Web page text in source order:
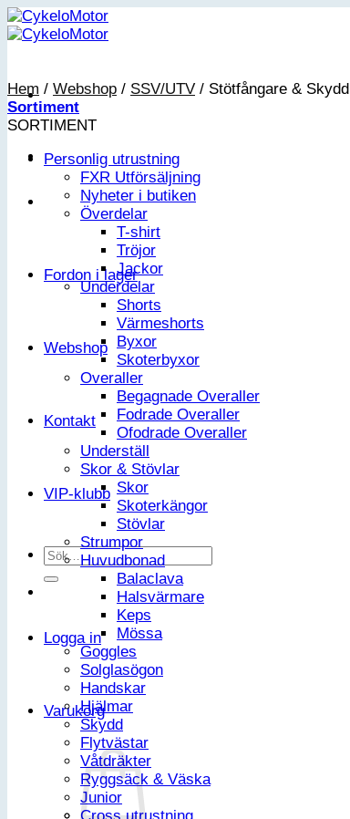
Skip
to
Fordon i lager
Webshop
Kontakt
VIP-klubb
Sök
efter:
Logga in
Varukorg
Hem / Webshop / SSV/UTV / Stötfångare & Skydd
Sortiment
SORTIMENT
Personlig utrustning
FXR Utförsäljning
Nyheter i butiken
Överdelar
T-shirt
Tröjor
Jackor
Underdelar
Shorts
Värmeshorts
Byxor
Skoterbyxor
Overaller
Begagnade Overaller
Fodrade Overaller
Ofodrade Overaller
Underställ
Skor & Stövlar
Skor
Skoterkängor
Stövlar
Strumpor
Huvudbonad
Balaclava
Halsvärmare
Keps
Mössa
Goggles
Solglasögon
Handskar
Hjälmar
Skydd
Flytvästar
Våtdräkter
Ryggsäck & Väska
Junior